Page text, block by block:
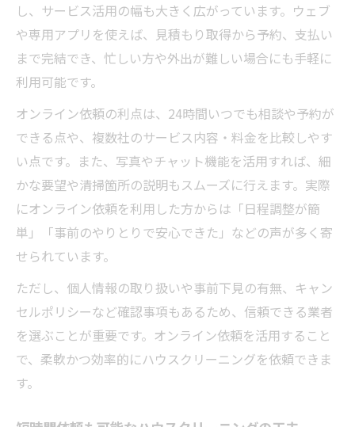
し、サービス活用の幅も大きく広がっています。ウェブ
や専用アプリを使えば、見積もり取得から予約、支払い
まで完結でき、忙しい方や外出が難しい場合にも手軽に
利用可能です。
オンライン依頼の利点は、24時間いつでも相談や予約が
できる点や、複数社のサービス内容・料金を比較しやす
い点です。また、写真やチャット機能を活用すれば、細
かな要望や清掃箇所の説明もスムーズに行えます。実際
にオンライン依頼を利用した方からは「日程調整が簡
単」「事前のやりとりで安心できた」などの声が多く寄
せられています。
ただし、個人情報の取り扱いや事前下見の有無、キャン
セルポリシーなど確認事項もあるため、信頼できる業者
を選ぶことが重要です。オンライン依頼を活用すること
で、柔軟かつ効率的にハウスクリーニングを依頼できま
す。